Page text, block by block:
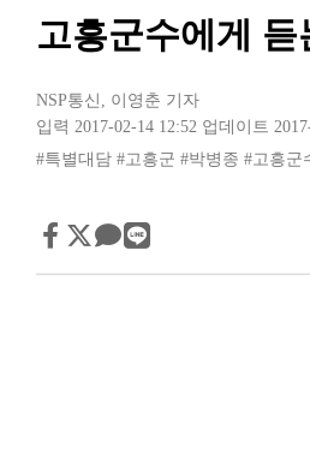
고흥군수에게 듣
NSP통신 , 이영춘 기자
입력 2017-02-14 12:52 업데이트
#특별대담 #고흥군 #박병종 #고흥군